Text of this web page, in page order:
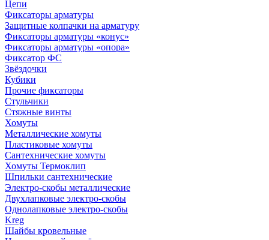
Цепи
Фиксаторы арматуры
Защитные колпачки на арматуру
Фиксаторы арматуры «конус»
Фиксаторы арматуры «опора»
Фиксатор ФС
Звёздочки
Кубики
Прочие фиксаторы
Стульчики
Стяжные винты
Хомуты
Металлические хомуты
Пластиковые хомуты
Сантехнические хомуты
Хомуты Термоклип
Шпильки сантехнические
Электро-скобы металлические
Двухлапковые электро-скобы
Однолапковые электро-скобы
Kreg
Шайбы кровельные